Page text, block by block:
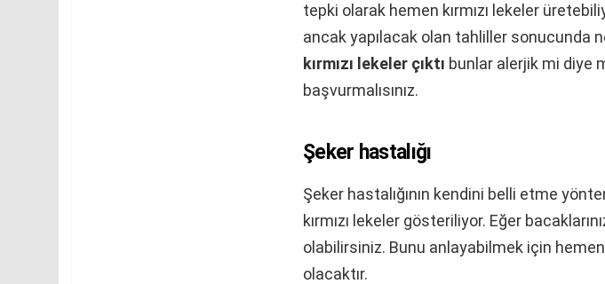
tepki olarak hemen kırmızı lekeler
ancak yapılacak olan tahliller sonucunda
kırmızı lekeler çıktı bunlar alerjik mi diye
başvurmalısınız.
Şeker hastalığı
Şeker hastalığının kendini belli etme
kırmızı lekeler gösteriliyor. Eğer
olabilirsiniz. Bunu anlayabilmek için
olacaktır.